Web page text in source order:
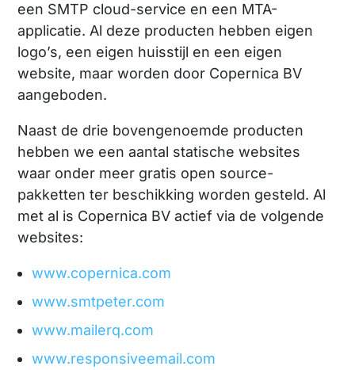
een SMTP cloud-service en een MTA-
applicatie. Al deze producten hebben eigen
logo’s, een eigen huisstijl en een eigen
website, maar worden door Copernica BV
aangeboden.
Naast de drie bovengenoemde producten
hebben we een aantal statische websites
waar onder meer gratis open source-
pakketten ter beschikking worden gesteld. Al
met al is Copernica BV actief via de volgende
websites:
www.copernica.com
www.smtpeter.com
www.mailerq.com
www.responsiveemail.com